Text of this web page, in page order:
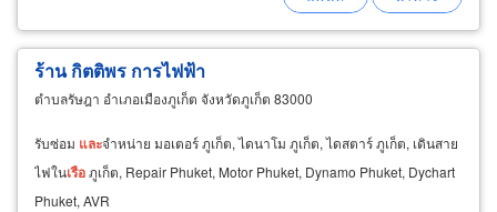
ร้าน กิตติพร การไฟฟ้า
ตำบลรัษฎา อำเภอเมืองภูเก็ต จังหวัดภูเก็ต 83000
รับซ่อม และจำหน่าย มอเตอร์ ภูเก็ต, ไดนาโม ภูเก็ต, ไดสตาร์ ภูเก็ต, เดินสาย
ไฟในเรือภูเก็ต, Repair Phuket, Motor Phuket, Dynamo Phuket, Dychart
Phuket, AVR